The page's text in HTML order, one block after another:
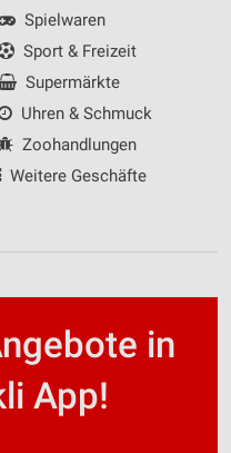
Spielwaren
Sport & Freizeit
Supermärkte
Uhren & Schmuck
Zoohandlungen
Weitere Geschäfte
in
App!